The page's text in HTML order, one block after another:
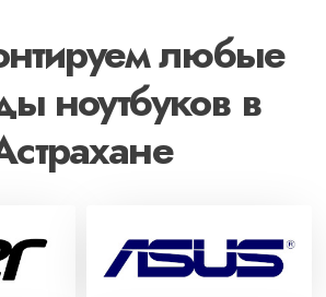
любые
ноутбуков в